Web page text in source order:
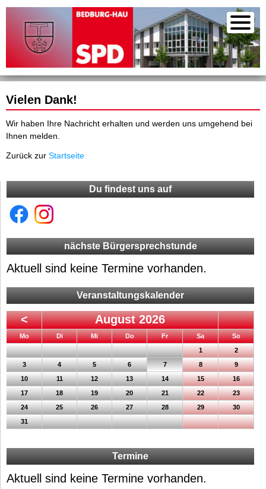
Vielen Dank!
Wir haben Ihre Nachricht erhalten und werden uns umgehend bei
Ihnen melden.
Zurück zur Startseite
Du findest uns auf
nächste Bürgersprechstunde
Aktuell sind keine Termine vorhanden.
Veranstaltungskalender
< August 2026
Montag Dienstag Mittwoch DonnerstagFreitag Samstag Sonntag
1
2
3
4 5 6 7 8
9
10
11 12 13 14 15
16
17
18 19 20 21 22
23
24
25 26 27 28 29
30
31
Termine
Aktuell sind keine Termine vorhanden.